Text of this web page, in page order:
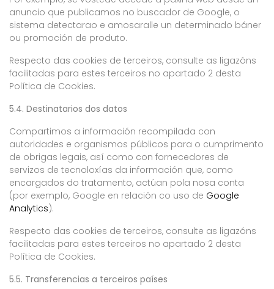
anuncio que publicamos no buscador de Google, o
sistema detectarao e amosaralle un determinado báner
ou promoción de produto.
Respecto das cookies de terceiros, consulte as ligazóns
facilitadas para estes terceiros no apartado 2 desta
Política de Cookies.
5.4. Destinatarios dos datos
Compartimos a información recompilada con
autoridades e organismos públicos para o cumprimento
de obrigas legais, así como con fornecedores de
servizos de tecnoloxías da información que, como
encargados do tratamento, actúan pola nosa conta
(por exemplo, Google en relación co uso de Google
Analytics).
Respecto das cookies de terceiros, consulte as ligazóns
facilitadas para estes terceiros no apartado 2 desta
Política de Cookies.
5.5. Transferencias a terceiros países